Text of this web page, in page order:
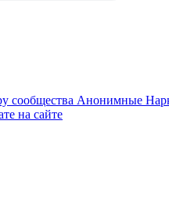
сообщества Анонимные
на сайте